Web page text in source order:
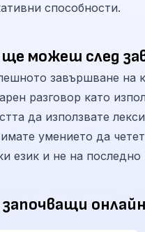
способности.
ще можеш след
завършване на
разговор като
да използвате
умението да
език и не на
онлайн